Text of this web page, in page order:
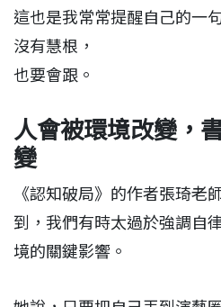
這也是我常常提醒自己的一
沒有慧根，
也要會跟。
人會被環境改變，
變
《認知破局》的作者張琦老
到，我們有時太過於強調自
境的關鍵影響。